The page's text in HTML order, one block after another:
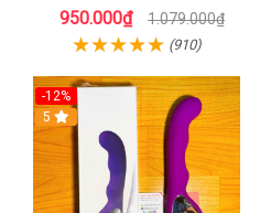
Cực Phê Cho Nữ
950.000₫ 1.079.000₫
(910)
-12%
5